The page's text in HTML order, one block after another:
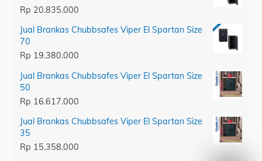
Rp 20.835.000
Jual Brankas Chubbsafes Viper El Spartan Size
70
Rp 19.380.000
Jual Brankas Chubbsafes Viper El Spartan Size
50
Rp 16.617.000
Jual Brankas Chubbsafes Viper El Spartan Size
35
Rp 15.358.000